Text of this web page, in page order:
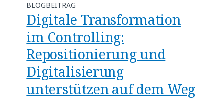
BLOGBEITRAG
Digitale Transformation
im Controlling:
Repositionierung und
Digitalisierung
unterstützen auf dem Weg